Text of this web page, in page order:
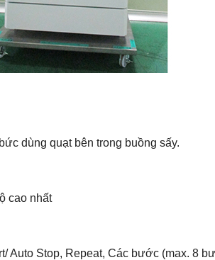
dùng quạt bên trong buồng sấy.
cao nhất
Auto Stop, Repeat, Các bước (max. 8